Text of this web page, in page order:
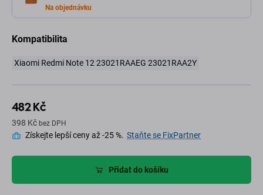
Na objednávku
Kompatibilita
Xiaomi Redmi Note 12 23021RAAEG 23021RAA2Y
482 Kč
398 Kč bez DPH
Získejte lepší ceny až -25 %. Staňte se FixPartner
Přidat do košíku